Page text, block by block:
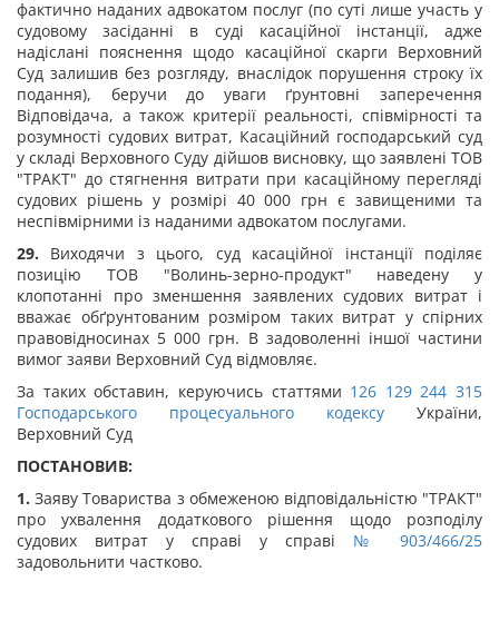
фактично наданих адвокатом послуг (по суті лише участь у
судовому засіданні в суді касаційної інстанції, адже
надіслані пояснення щодо касаційної скарги Верховний
Суд залишив без розгляду, внаслідок порушення строку їх
подання), беручи до уваги ґрунтовні заперечення
Відповідача, а також критерії реальності, співмірності та
розумності судових витрат, Касаційний господарський суд
у складі Верховного Суду дійшов висновку, що заявлені ТОВ
"ТРАКТ" до стягнення витрати при касаційному перегляді
судових рішень у розмірі 40 000 грн є завищеними та
неспівмірними із наданими адвокатом послугами.
29. Виходячи з цього, суд касаційної інстанції поділяє
позицію ТОВ "Волинь-зерно-продукт" наведену у
клопотанні про зменшення заявлених судових витрат і
вважає обґрунтованим розміром таких витрат у спірних
правовідносинах 5 000 грн. В задоволенні іншої частини
вимог заяви Верховний Суд відмовляє.
За таких обставин, керуючись статтями 126 129 244 315
Господарського процесуального кодексу України,
Верховний Суд
ПОСТАНОВИВ:
1.Заяву Товариства з обмеженою відповідальністю "ТРАКТ"
про ухвалення додаткового рішення щодо розподілу
судових витрат у справі у справі № 903/466/25
задовольнити частково.